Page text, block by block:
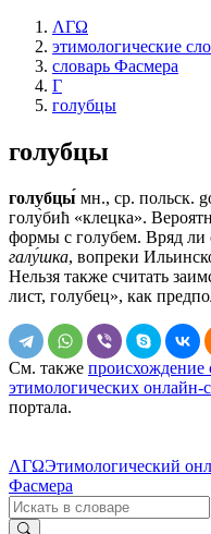
ΛΓΩ
этимологические
словарь Фасмера
Г
голубцы
голубцы
голубцы́ мн., ср. польск.
голу̀биħ «клецка».
формы с голубем. Вряд ли
галу́шка, вопреки
Нельзя также считать
лист, голубец», как
См. также происхождение
этимологических онлайн-
портала.
ΛΓΩЭтимологический
Фасмера